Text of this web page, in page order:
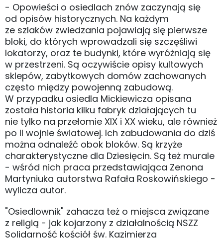
- Opowieści o osiedlach znów zaczynają się
od opisów historycznych. Na każdym
ze szlaków zwiedzania pojawiają się pierwsze
bloki, do których wprowadzali się szczęśliwi
lokatorzy, oraz te budynki, które wyróżniają się
w przestrzeni. Są oczywiście opisy kultowych
sklepów, zabytkowych domów zachowanych
często między powojenną zabudową.
W przypadku osiedla Mickiewicza opisana
została historia kilku fabryk działających tu
nie tylko na przełomie XIX i XX wieku, ale również
po II wojnie światowej. Ich zabudowania do dziś
można odnaleźć obok bloków. Są krzyże
charakterystyczne dla Dziesięcin. Są też murale
- wśród nich praca przedstawiająca Zenona
Martyniuka autorstwa Rafała Roskowińskiego -
wylicza autor.
"Osiedlownik" zahacza też o miejsca związane
z religią - jak kojarzony z działalnością NSZZ
Solidarność kościół św. Kazimierza